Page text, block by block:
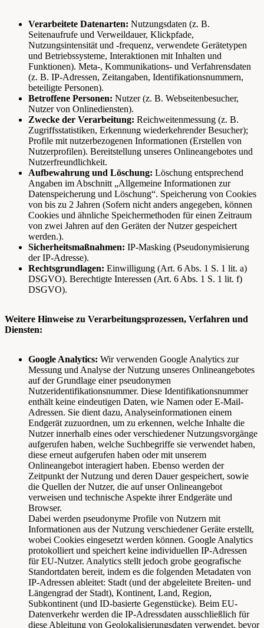
Verarbeitete Datenarten: Nutzungsdaten (z. B.
Seitenaufrufe und Verweildauer, Klickpfade,
Nutzungsintensität und -frequenz, verwendete Gerätetypen
und Betriebssysteme, Interaktionen mit Inhalten und
Funktionen). Meta-, Kommunikations- und Verfahrensdaten
(z. B. IP-Adressen, Zeitangaben, Identifikationsnummern,
beteiligte Personen).
Betroffene Personen: Nutzer (z. B. Webseitenbesucher,
Nutzer von Onlinediensten).
Zwecke der Verarbeitung: Reichweitenmessung (z. B.
Zugriffsstatistiken, Erkennung wiederkehrender Besucher);
Profile mit nutzerbezogenen Informationen (Erstellen von
Nutzerprofilen). Bereitstellung unseres Onlineangebotes und
Nutzerfreundlichkeit.
Aufbewahrung und Löschung: Löschung entsprechend
Angaben im Abschnitt „Allgemeine Informationen zur
Datenspeicherung und Löschung“. Speicherung von Cookies
von bis zu 2 Jahren (Sofern nicht anders angegeben, können
Cookies und ähnliche Speichermethoden für einen Zeitraum
von zwei Jahren auf den Geräten der Nutzer gespeichert
werden.).
Sicherheitsmaßnahmen: IP-Masking (Pseudonymisierung
der IP-Adresse).
Rechtsgrundlagen: Einwilligung (Art. 6 Abs. 1 S. 1 lit. a)
DSGVO). Berechtigte Interessen (Art. 6 Abs. 1 S. 1 lit. f)
DSGVO).
Weitere Hinweise zu Verarbeitungsprozessen, Verfahren und
Diensten:
Google Analytics: Wir verwenden Google Analytics zur
Messung und Analyse der Nutzung unseres Onlineangebotes
auf der Grundlage einer pseudonymen
Nutzeridentifikationsnummer. Diese Identifikationsnummer
enthält keine eindeutigen Daten, wie Namen oder E-Mail-
Adressen. Sie dient dazu, Analyseinformationen einem
Endgerät zuzuordnen, um zu erkennen, welche Inhalte die
Nutzer innerhalb eines oder verschiedener Nutzungsvorgänge
aufgerufen haben, welche Suchbegriffe sie verwendet haben,
diese erneut aufgerufen haben oder mit unserem
Onlineangebot interagiert haben. Ebenso werden der
Zeitpunkt der Nutzung und deren Dauer gespeichert, sowie
die Quellen der Nutzer, die auf unser Onlineangebot
verweisen und technische Aspekte ihrer Endgeräte und
Browser.
Dabei werden pseudonyme Profile von Nutzern mit
Informationen aus der Nutzung verschiedener Geräte erstellt,
wobei Cookies eingesetzt werden können. Google Analytics
protokolliert und speichert keine individuellen IP-Adressen
für EU-Nutzer. Analytics stellt jedoch grobe geografische
Standortdaten bereit, indem es die folgenden Metadaten von
IP-Adressen ableitet: Stadt (und der abgeleitete Breiten- und
Längengrad der Stadt), Kontinent, Land, Region,
Subkontinent (und ID-basierte Gegenstücke). Beim EU-
Datenverkehr werden die IP-Adressdaten ausschließlich für
diese Ableitung von Geolokalisierungsdaten verwendet, bevor